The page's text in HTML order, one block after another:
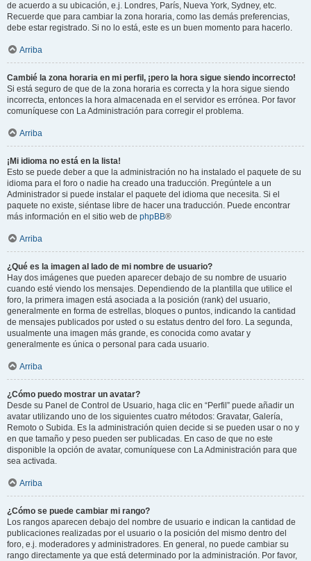
de acuerdo a su ubicación, e.j. Londres, París, Nueva York, Sydney, etc.
Recuerde que para cambiar la zona horaria, como las demás preferencias,
debe estar registrado. Si no lo está, este es un buen momento para hacerlo.
Arriba
Cambié la zona horaria en mi perfil, ¡pero la hora sigue siendo incorrecto!
Si está seguro de que de la zona horaria es correcta y la hora sigue siendo
incorrecta, entonces la hora almacenada en el servidor es errónea. Por favor
comuníquese con La Administración para corregir el problema.
Arriba
¡Mi idioma no está en la lista!
Esto se puede deber a que la administración no ha instalado el paquete de su
idioma para el foro o nadie ha creado una traducción. Pregúntele a un
Administrador si puede instalar el paquete del idioma que necesita. Si el
paquete no existe, siéntase libre de hacer una traducción. Puede encontrar
más información en el sitio web de phpBB®
Arriba
¿Qué es la imagen al lado de mi nombre de usuario?
Hay dos imágenes que pueden aparecer debajo de su nombre de usuario
cuando esté viendo los mensajes. Dependiendo de la plantilla que utilice el
foro, la primera imagen está asociada a la posición (rank) del usuario,
generalmente en forma de estrellas, bloques o puntos, indicando la cantidad
de mensajes publicados por usted o su estatus dentro del foro. La segunda,
usualmente una imagen más grande, es conocida como avatar y
generalmente es única o personal para cada usuario.
Arriba
¿Cómo puedo mostrar un avatar?
Desde su Panel de Control de Usuario, haga clic en “Perfil” puede añadir un
avatar utilizando uno de los siguientes cuatro métodos: Gravatar, Galería,
Remoto o Subida. Es la administración quien decide si se pueden usar o no y
en que tamaño y peso pueden ser publicadas. En caso de que no este
disponible la opción de avatar, comuníquese con La Administración para que
sea activada.
Arriba
¿Cómo se puede cambiar mi rango?
Los rangos aparecen debajo del nombre de usuario e indican la cantidad de
publicaciones realizadas por el usuario o la posición del mismo dentro del
foro, e.j. moderadores y administradores. En general, no puede cambiar su
rango directamente ya que está determinado por la administración. Por favor,